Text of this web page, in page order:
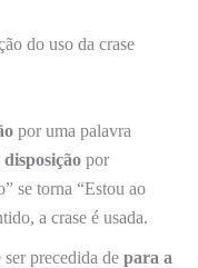
do uso da crase
por uma palavra
disposição por
se torna “Estou ao
a crase é usada.
precedida de para a